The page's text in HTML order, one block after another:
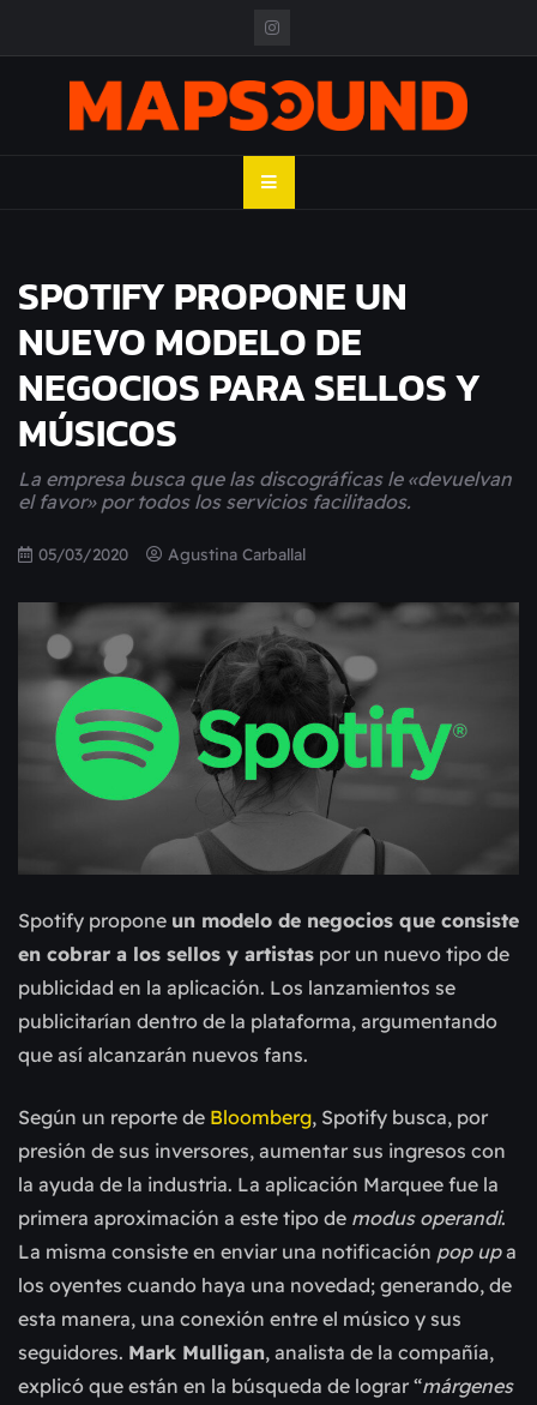
MAPSOUND
SPOTIFY PROPONE UN
NUEVO MODELO DE
NEGOCIOS PARA SELLOS Y
MÚSICOS
La empresa busca que las discográficas le «devuelvan
el favor» por todos los servicios facilitados.
05/03/2020 Agustina Carballal
Spotify propone un modelo de negocios que consiste
en cobrar a los sellos y artistas por un nuevo tipo de
publicidad en la aplicación. Los lanzamientos se
publicitarían dentro de la plataforma, argumentando
que así alcanzarán nuevos fans.
Según un reporte de Bloomberg, Spotify busca, por
presión de sus inversores, aumentar sus ingresos con
la ayuda de la industria. La aplicación Marquee fue la
primera aproximación a este tipo de modus operandi.
La misma consiste en enviar una notificación pop upa
los oyentes cuando haya una novedad; generando, de
esta manera, una conexión entre el músico y sus
seguidores. Mark Mulligan, analista de la compañía,
explicó que están en la búsqueda de lograr “márgenes